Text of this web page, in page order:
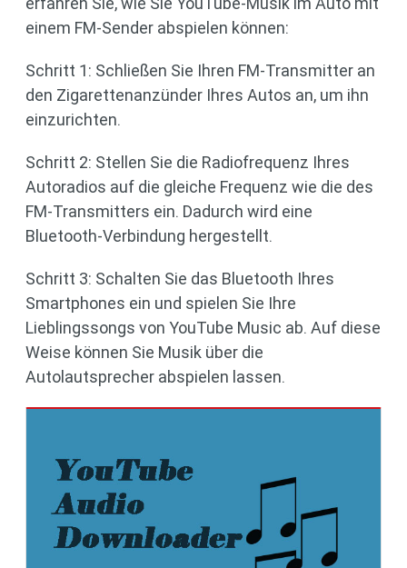
einem FM-Sender abspielen können:
Schritt 1: Schließen Sie Ihren FM-Transmitter an
den Zigarettenanzünder Ihres Autos an, um ihn
einzurichten.
Schritt 2: Stellen Sie die Radiofrequenz Ihres
Autoradios auf die gleiche Frequenz wie die des
FM-Transmitters ein. Dadurch wird eine
Bluetooth-Verbindung hergestellt.
Schritt 3: Schalten Sie das Bluetooth Ihres
Smartphones ein und spielen Sie Ihre
Lieblingssongs von YouTube Music ab. Auf diese
Weise können Sie Musik über die
Autolautsprecher abspielen lassen.